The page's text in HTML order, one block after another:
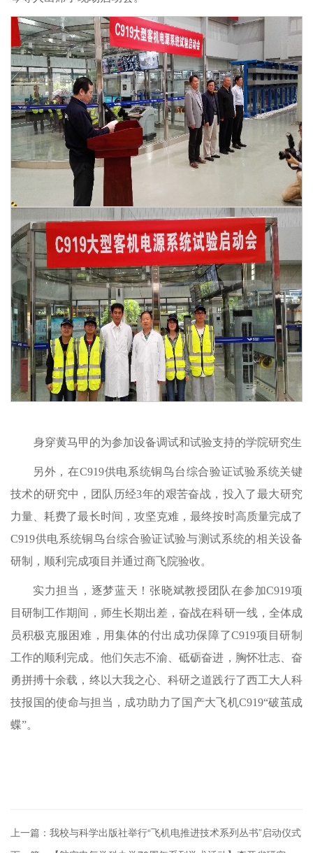
身穿黄马甲的为参加设备调试和试验支持的学院研究生
另外，在C919供电系统铜鸟台综合验证试验系统关键
技术的研究中，团队历经3年的艰苦奋战，投入了最大研究
力量、耗费了最长时间，攻坚克难，最终按时高质量完成了
C919供电系统铜鸟台综合验证试验与测试系统的相关设备
研制，顺利完成项目并通过商飞院验收。
实力担当，逐梦蓝天！张晓斌教授团队在参加C919项
目研制工作期间，师生长期出差，奋战在科研一线，全体成
员积极克服困难，用集体的付出成功保障了C919项目研制
工作的顺利完成。他们矢志不渝、砥砺奋进，胸怀壮志、奋
勇拼搏十余载，终以大我之心、科研之道践行了西工大人科
技报国的使命与担当，成功助力了国产大飞机C919“破茧成
蝶”。
上一篇：我校与科学出版社举行“飞机电推进技术系列丛书”启动仪式